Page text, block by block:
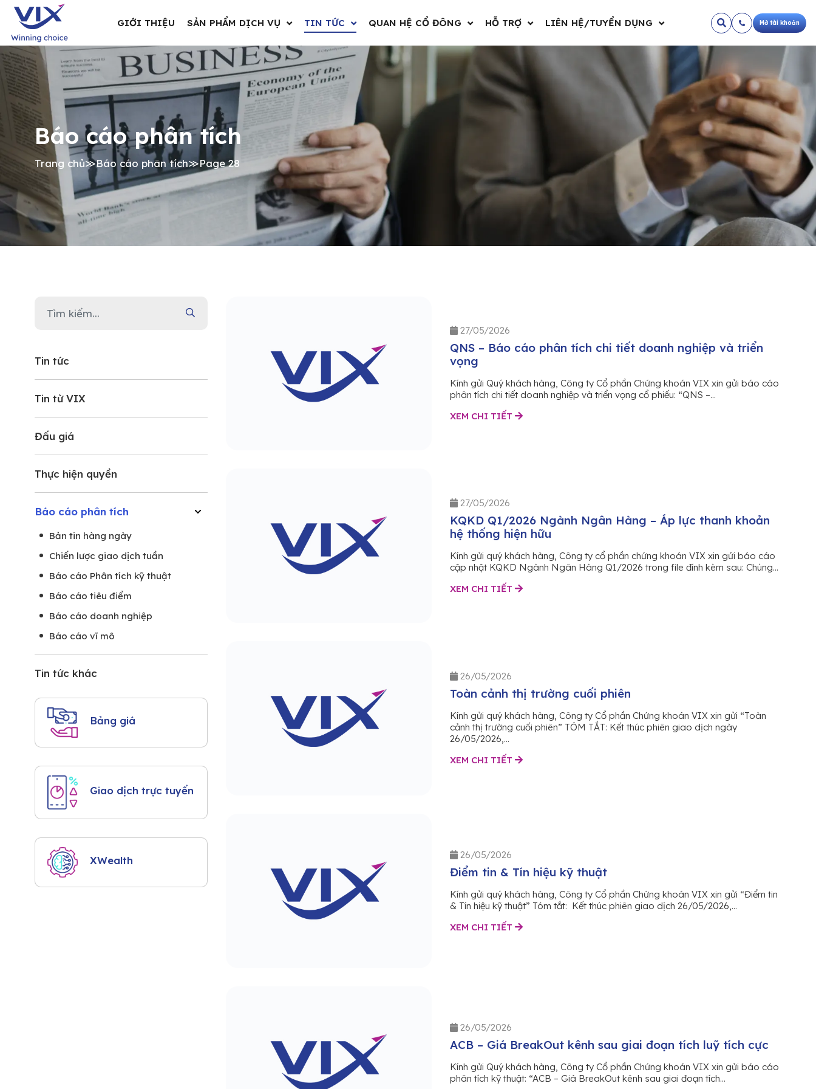
GIỚI THIỆU SẢN PHẨM DỊCH VỤ TIN TỨC QUAN HỆ CỔ ĐÔNG HỖ TRỢ LIÊN HỆ/TUYỂN DỤNG Mở tài khoản
Báo cáo phân tích
Trang chủ≫Báo cáo phân tích≫Page 28
Tin tức
Tin từ VIX
Đấu giá
Thực hiện quyền
Báo cáo phân tích
Bản tin hàng ngày
Chiến lược giao dịch tuần
Báo cáo Phân tích kỹ thuật
Báo cáo tiêu điểm
Báo cáo doanh nghiệp
Báo cáo vĩ mô
Tin tức khác
Bảng giá
Giao dịch trực tuyến
XWealth
27/05/2026
QNS – Báo cáo phân tích chi tiết doanh nghiệp và triển
vọng
Kính gửi Quý khách hàng, Công ty Cổ phần Chứng khoán VIX xin gửi báo cáo
phân tích chi tiết doanh nghiệp và triển vọng cổ phiếu: “QNS –...
XEM CHI TIẾT
27/05/2026
KQKD Q1/2026 Ngành Ngân Hàng – Áp lực thanh khoản
hệ thống hiện hữu
Kính gửi quý khách hàng, Công ty cổ phần chứng khoán VIX xin gửi báo cáo
cập nhật KQKD Ngành Ngân Hàng Q1/2026 trong file đính kèm sau: Chúng...
XEM CHI TIẾT
26/05/2026
Toàn cảnh thị trường cuối phiên
Kính gửi quý khách hàng, Công ty Cổ phần Chứng khoán VIX xin gửi “Toàn
cảnh thị trường cuối phiên” TÓM TẮT: Kết thúc phiên giao dịch ngày
26/05/2026,...
XEM CHI TIẾT
26/05/2026
Điểm tin & Tín hiệu kỹ thuật
Kính gửi quý khách hàng, Công ty Cổ phần Chứng khoán VIX xin gửi “Điểm tin
& Tín hiệu kỹ thuật” Tóm tắt: Kết thúc phiên giao dịch 26/05/2026,...
XEM CHI TIẾT
26/05/2026
ACB – Giá BreakOut kênh sau giai đoạn tích luỹ tích cực
Kính gửi Quý khách hàng, Công ty Cổ phần Chứng khoán VIX xin gửi báo cáo
phân tích kỹ thuật: “ACB – Giá BreakOut kênh sau giai đoạn tích...